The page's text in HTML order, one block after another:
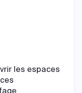
les espaces